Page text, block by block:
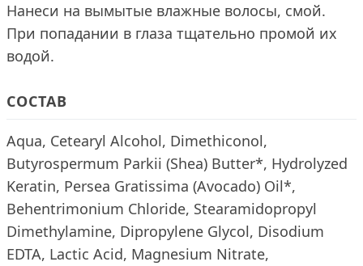
Нанеси на вымытые влажные волосы, смой.
При попадании в глаза тщательно промой их
водой.
СОСТАВ
Aqua, Cetearyl Alcohol, Dimethiconol,
Butyrospermum Parkii (Shea) Butter*, Hydrolyzed
Keratin, Persea Gratissima (Avocado) Oil*,
Behentrimonium Chloride, Stearamidopropyl
Dimethylamine, Dipropylene Glycol, Disodium
EDTA, Lactic Acid, Magnesium Nitrate,